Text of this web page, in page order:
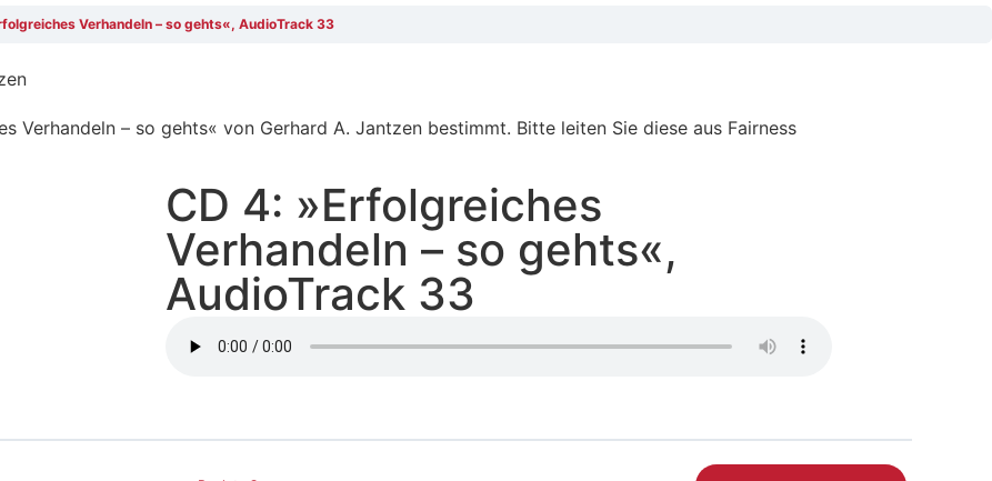
Verhandeln – so gehts«, AudioTrack 33
Verhandeln – so gehts« von Gerhard A. Jantzen bestimmt. Bitte leiten Sie diese aus Fairness
CD 4: »Erfolgreiches
Verhandeln – so gehts«,
AudioTrack 33